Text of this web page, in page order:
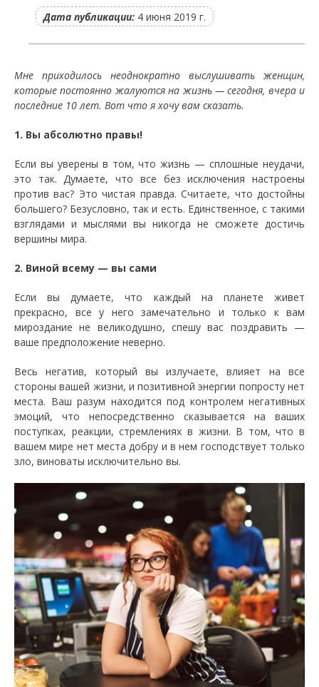
Дата публикации: 4 июня 2019 г.
Мне приходилось неоднократно выслушивать женщин,
которые постоянно жалуются на жизнь — сегодня, вчера и
последние 10 лет. Вот что я хочу вам сказать.
1. Вы абсолютно правы!
Если вы уверены в том, что жизнь — сплошные неудачи,
это так. Думаете, что все без исключения настроены
против вас? Это чистая правда. Считаете, что достойны
большего? Безусловно, так и есть. Единственное, с такими
взглядами и мыслями вы никогда не сможете достичь
вершины мира.
2. Виной всему — вы сами
Если вы думаете, что каждый на планете живет
прекрасно, все у него замечательно и только к вам
мироздание не великодушно, спешу вас поздравить —
ваше предположение неверно.
Весь негатив, который вы излучаете, влияет на все
стороны вашей жизни, и позитивной энергии попросту нет
места. Ваш разум находится под контролем негативных
эмоций, что непосредственно сказывается на ваших
поступках, реакции, стремлениях в жизни. В том, что в
вашем мире нет места добру и в нем господствует только
зло, виноваты исключительно вы.